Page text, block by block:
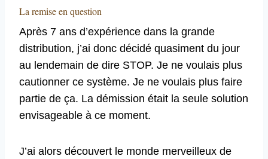
La remise en question
Après 7 ans d’expérience dans la grande
distribution, j’ai donc décidé quasiment du jour
au lendemain de dire STOP. Je ne voulais plus
cautionner ce système. Je ne voulais plus faire
partie de ça. La démission était la seule solution
envisageable à ce moment.
J’ai alors découvert le monde merveilleux de